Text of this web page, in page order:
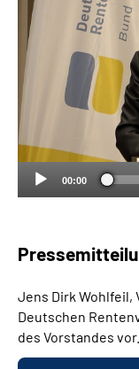
00:00
Jens Dirk Wohlfeil,
Deutschen
des Vorstandes vor.